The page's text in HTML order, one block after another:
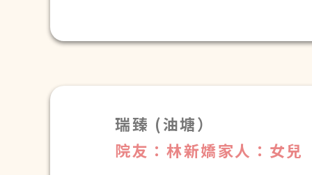
瑞臻 (油塘）
院友：林新嬌家人：女兒